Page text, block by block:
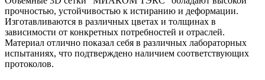
прочностью, устойчивостью к истиранию и деформации.
Изготавливаются в различных цветах и толщинах в
зависимости от конкретных потребностей и отраслей.
Материал отлично показал себя в различных лабораторных
испытаниях, что подтверждено наличием соответствующих
протоколов.